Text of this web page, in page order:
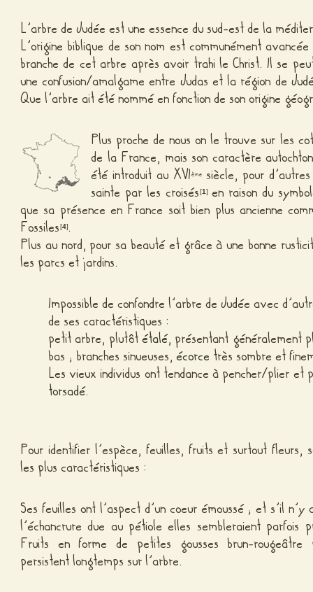
L’arbre de Judée est une essence du sud-est de la
L’origine biblique de son nom est communément
branche de cet arbre après avoir trahi le Christ. Il se
une confusion/amalgame entre Judas et la région de
Que l’arbre ait été nommé en fonction de son origine
Plus proche de nous on le trouve sur les
de la France, mais son caractère
été introduit au XVIème siècle, pour
sainte par les croisés[1] en raison du
que sa présence en France soit bien plus ancienne
Fossiles[4].
Plus au nord, pour sa beauté et grâce à une bonne
les parcs et jardins.
Impossible de confondre l’arbre de Judée avec
de ses caractéristiques :
petit arbre, plutôtétalé, présentant généralement
bas ; branches sinueuses,écorce très sombre et
Les vieux individus ont tendance à pencher/plier et
torsadé.
Pour identifier l’espèce, feuilles, fruits et surtout fleurs,
les plus caractéristiques :
Ses feuilles ont l’aspect d’un coeur émoussé ; et s’il
l’échancrure due au pétiole elles sembleraient parfois
Fruits en forme de petites gousses brun-rougeâtre
persistent longtemps sur l’arbre.